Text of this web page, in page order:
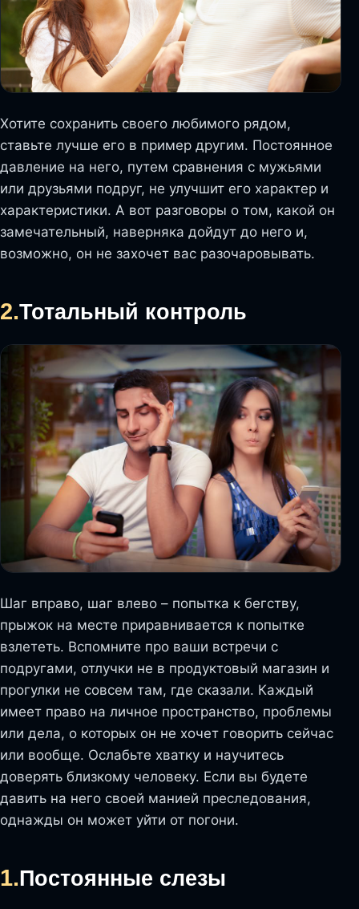
Хотите сохранить своего любимого рядом,
ставьте лучше его в пример другим. Постоянное
давление на него, путем сравнения с мужьями
или друзьями подруг, не улучшит его характер и
характеристики. А вот разговоры о том, какой он
замечательный, наверняка дойдут до него и,
возможно, он не захочет вас разочаровывать.
2.Тотальный контроль
Шаг вправо, шаг влево – попытка к бегству,
прыжок на месте приравнивается к попытке
взлететь. Вспомните про ваши встречи с
подругами, отлучки не в продуктовый магазин и
прогулки не совсем там, где сказали. Каждый
имеет право на личное пространство, проблемы
или дела, о которых он не хочет говорить сейчас
или вообще. Ослабьте хватку и научитесь
доверять близкому человеку. Если вы будете
давить на него своей манией преследования,
однажды он может уйти от погони.
1.Постоянные слезы